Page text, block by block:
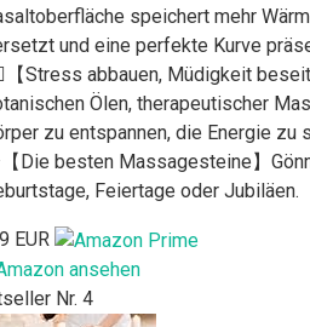
speichert mehr
und eine perfekte Kurve
【Stress abbauen, Müdigkeit
Ölen, therapeutischer
zu entspannen, die Energie zu
Die besten Massagesteine】
Feiertage oder Jubiläen.
EUR
ansehen
Nr. 4